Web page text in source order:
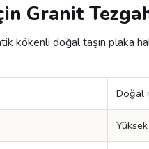
Granit
kökenli doğal taşın plaka
Doğal